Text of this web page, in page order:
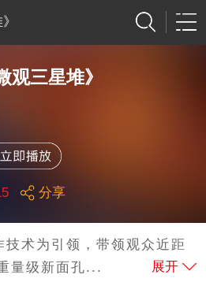
观三星堆》
分享
技术为引领，带领观众近距
量级新面孔...
展开